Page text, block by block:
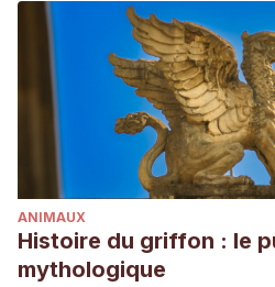
ANIMAUX
Histoire du griffon : le
mythologique